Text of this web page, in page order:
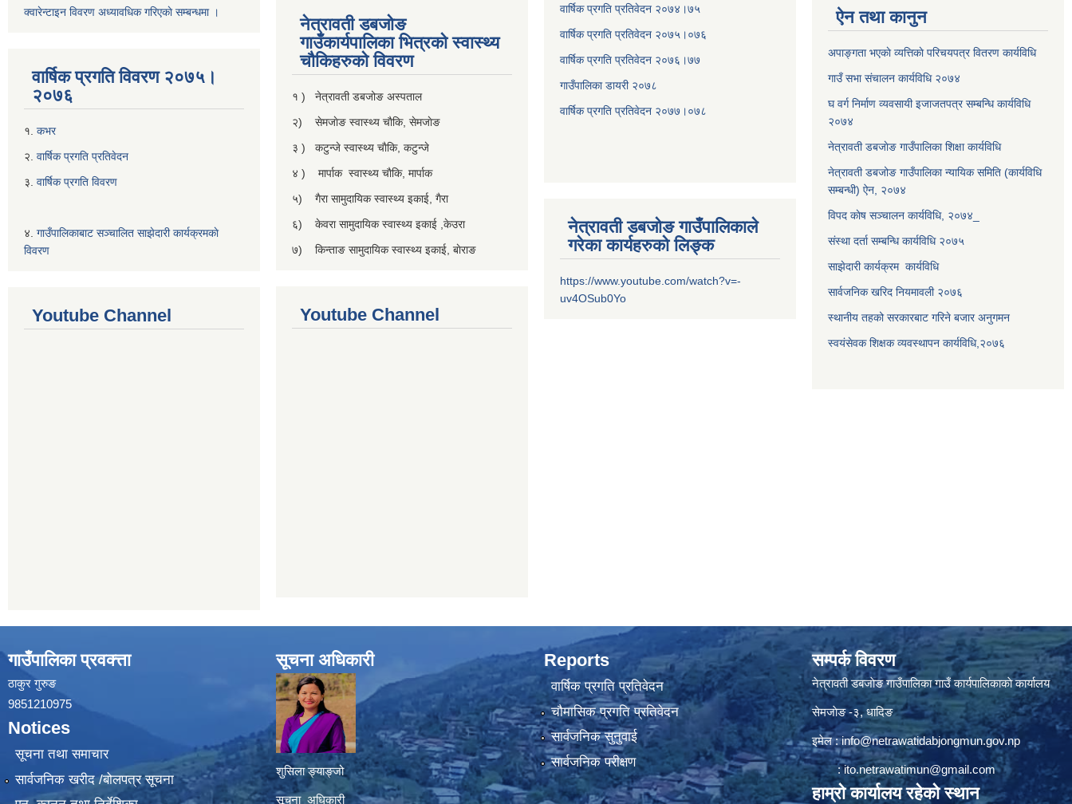
क्वारेन्टाइन विवरण अध्यावधिक गरिएकाे सम्बन्धमा ।
वार्षिक प्रगति विवरण २०७५।
२०७६
१. कभर
२. वार्षिक प्रगति प्रतिवेदन
३. वार्षिक प्रगति विवरण
४. गाउँपालिकाबाट सञ्चालित साझेदारी कार्यक्रमकाे
विवरण
Youtube Channel
नेत्रावती डबजाेङ
गाउँकार्यपालिका भित्रकाे स्वास्थ्य
चाैकिहरुकाे विवरण
१ ) नेत्रावती डबजोङ अस्पताल
२) सेमजाेङ स्वास्थ्य चाैकि, सेमजाेङ
३ ) कटुन्जे स्वास्थ्य चाैकि, कटुन्जे
४ ) मार्पाक स्वास्थ्य चाैकि, मार्पाक
५) गैरा सामुदायिक स्वास्थ्य इकाई, गैरा
६) केवरा सामुदायिक स्वास्थ्य इकाई ,केउरा
७) किन्ताङ सामुदायिक स्वास्थ्य इकाई, बाेराङ
Youtube Channel
वार्षिक प्रगति प्रतिवेदन २०७४।७५
वार्षिक प्रगति प्रतिवेदन २०७५।०७६
वार्षिक प्रगति प्रतिवेदन २०७६।७७
गाउँपालिका डायरी २०७८
वार्षिक प्रगति प्रतिवेदन २०७७।०७८
नेत्रावती डबजोङ गाउँपालिकाले
गरेका कार्यहरुको लिङ्क
https://www.youtube.com/watch?v=-
uv4OSub0Yo
ऐन तथा कानुन
अपाङ्गता भएकाे व्यत्तिकाे परिचयपत्र वितरण कार्यविधि
गाउँ सभा संचालन कार्यविधि २०७४
घ वर्ग निर्माण व्यवसायी इजाजतपत्र सम्बन्धि कार्यविधि
२०७४
नेत्रावती डबजाेङ गाउँपालिका शिक्षा कार्यविधि
नेत्रावती डबजोङ गाउँपालिका न्यायिक समिति (कार्यविधि
सम्बन्धी) ऐन, २०७४
विपद काेष सञ्चालन कार्यविधि, २०७४_
संस्था दर्ता सम्बन्धि कार्यविधि २०७५
साझेदारी कार्यक्रम कार्यविधि
सार्वजनिक खरिद नियमावली २०७६
स्थानीय तहको सरकारबाट गरिने बजार अनुगमन
स्वयंसेवक शिक्षक व्यवस्थापन कार्यविधि,२०७६
गाउँपालिका प्रवक्त्ता
ठाकुर गुरुङ
9851210975
Notices
सूचना तथा समाचार
सार्वजनिक खरीद /बोलपत्र सूचना
सूचना अधिकारी
शुसिला ङ्याङ्जो
सूचना अधिकारी
Reports
वार्षिक प्रगति प्रतिवेदन
चौमासिक प्रगति प्रतिवेदन
सार्वजनिक सुनुवाई
सार्वजनिक परीक्षण
सम्पर्क विवरण
नेत्रावती डबजाेङ गाउँपालिका गाउँ कार्यपालिकाकाे कार्यालय
सेमजाेङ -३, धादिङ
इमेल :info@netrawatidabjongmun.gov.np
:ito.netrawatimun@gmail.com
हाम्राे कार्यालय रहेकाे स्थान